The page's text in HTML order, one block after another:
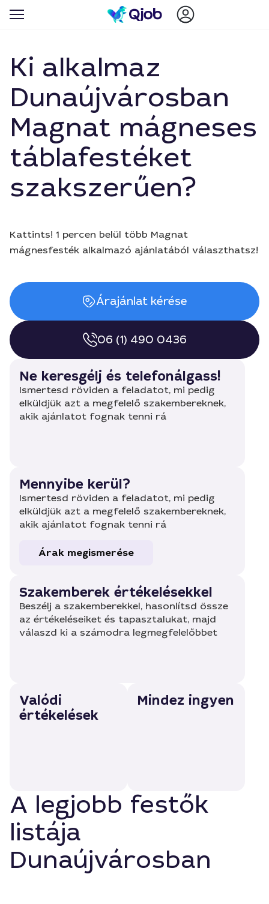
Ki alkalmaz
Dunaújvárosban
Magnat mágneses
táblafestéket
szakszerűen?
Kattints! 1 percen belül több Magnat
mágnesfesték alkalmazó ajánlatából választhatsz!
Árajánlat kérése
06 (1) 490 0436
Ne keresgélj és telefonálgass!
Ismertesd röviden a feladatot, mi pedig
elküldjük azt a megfelelő szakembereknek,
akik ajánlatot fognak tenni rá
Mennyibe kerül?
Ismertesd röviden a feladatot, mi pedig
elküldjük azt a megfelelő szakembereknek,
akik ajánlatot fognak tenni rá
Árak megismerése
Szakemberek értékelésekkel
Beszélj a szakemberekkel, hasonlítsd össze
az értékeléseiket és tapasztalukat, majd
válaszd ki a számodra legmegfelelőbbet
Valódi
értékelések
Mindez ingyen
A legjobb festők
listája
Dunaújvárosban